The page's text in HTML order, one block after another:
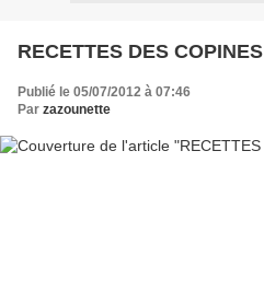
RECETTES DES COPINES
Publié le 05/07/2012 à 07:46
Par zazounette